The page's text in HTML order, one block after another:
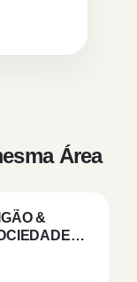
Área
&
RL